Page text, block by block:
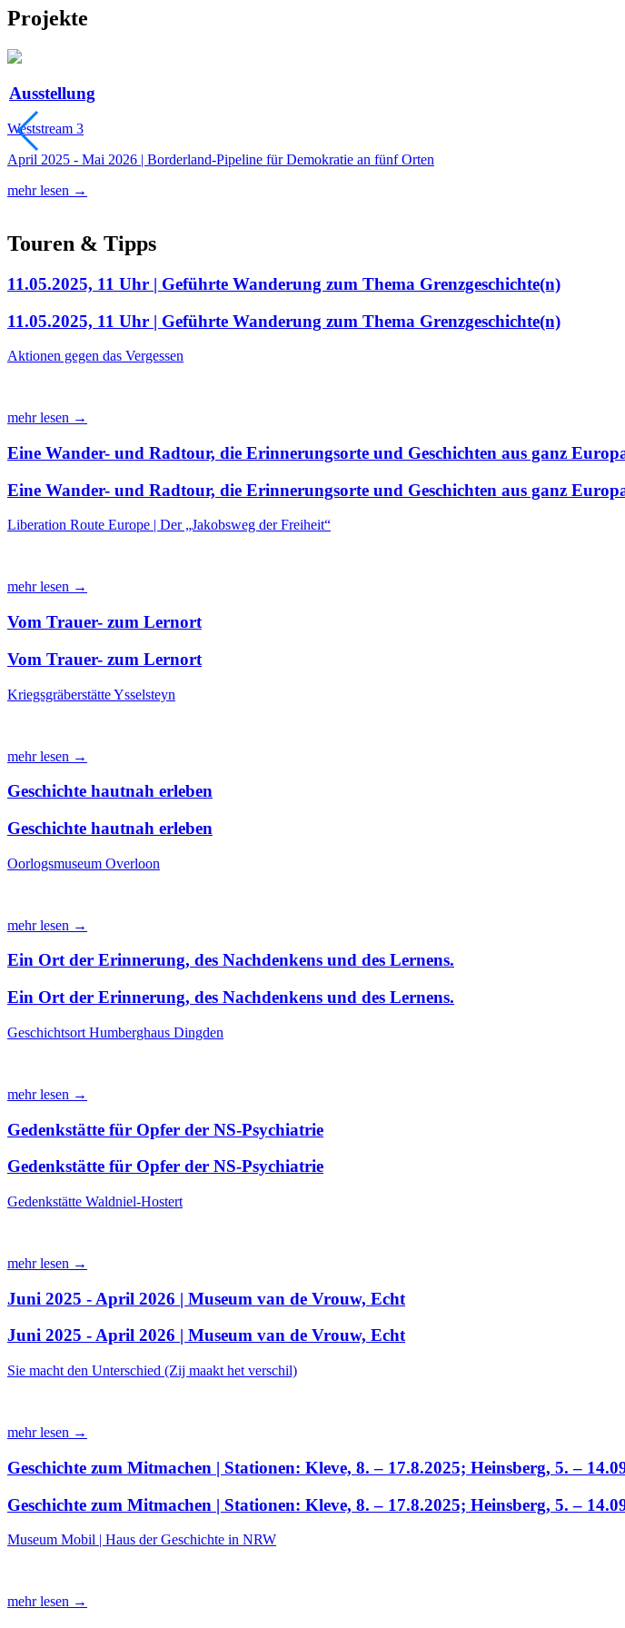
Projekte
Ausstellung
Weststream 3
April 2025 - Mai 2026 | Borderland-Pipeline für Demokratie an fünf Orten
mehr lesen →
Touren & Tipps
11.05.2025, 11 Uhr | Geführte Wanderung zum Thema Grenzgeschichte(n)
11.05.2025, 11 Uhr | Geführte Wanderung zum Thema Grenzgeschichte(n)
Aktionen gegen das Vergessen
mehr lesen →
Eine Wander- und Radtour, die Erinnerungsorte und Geschichten aus ganz
Eine Wander- und Radtour, die Erinnerungsorte und Geschichten aus ganz
Liberation Route Europe | Der „Jakobsweg der Freiheit“
mehr lesen →
Vom Trauer- zum Lernort
Vom Trauer- zum Lernort
Kriegsgräberstätte Ysselsteyn
mehr lesen →
Geschichte hautnah erleben
Geschichte hautnah erleben
Oorlogsmuseum Overloon
mehr lesen →
Ein Ort der Erinnerung, des Nachdenkens und des Lernens.
Ein Ort der Erinnerung, des Nachdenkens und des Lernens.
Geschichtsort Humberghaus Dingden
mehr lesen →
Gedenkstätte für Opfer der NS-Psychiatrie
Gedenkstätte für Opfer der NS-Psychiatrie
Gedenkstätte Waldniel-Hostert
mehr lesen →
Juni 2025 - April 2026 | Museum van de Vrouw, Echt
Juni 2025 - April 2026 | Museum van de Vrouw, Echt
Sie macht den Unterschied (Zij maakt het verschil)
mehr lesen →
Geschichte zum Mitmachen | Stationen: Kleve, 8. – 17.8.2025; Heinsberg, 5. –
Geschichte zum Mitmachen | Stationen: Kleve, 8. – 17.8.2025; Heinsberg, 5. –
Museum Mobil | Haus der Geschichte in NRW
mehr lesen →